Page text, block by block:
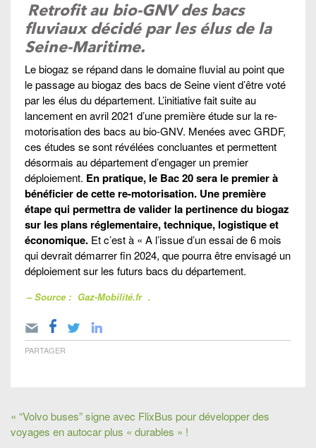
Retrofit au bio-GNV des bacs
fluviaux décidé par les élus de la
Seine-Maritime.
Le biogaz se répand dans le domaine fluvial au point que
le passage au biogaz des bacs de Seine vient d’être voté
par les élus du département. L’initiative fait suite au
lancement en avril 2021 d’une première étude sur la re-
motorisation des bacs au bio-GNV. Menées avec GRDF,
ces études se sont révélées concluantes et permettent
désormais au département d’engager un premier
déploiement. En pratique, le Bac 20 sera le premier à
bénéficier de cette re-motorisation. Une première
étape qui permettra de valider la pertinence du biogaz
sur les plans réglementaire, technique, logistique et
économique. Et c’est à « A l’issue d’un essai de 6 mois
qui devrait démarrer fin 2024, que pourra être envisagé un
déploiement sur les futurs bacs du département.
– Source : Gaz-Mobilité.fr .
PARTAGER
« “Volvo buses” signe avec FlixBus pour développer des
voyages en autocar plus « durables » !